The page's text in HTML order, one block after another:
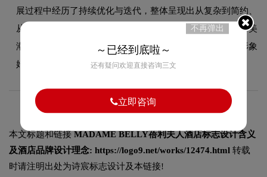
展过程中经历了持续优化与迭代，整体呈现出从复杂到简约、
从具象到抽象的现代化演变趋势。每一次更新都紧跟时代审美
潮流，同时保持品牌核心识别元素的延续性，使品牌视觉形象
始终与时俱进，历久弥新。
本文标题和链接MADAME BELLY蓓利夫人酒店标志设计含义
及酒店品牌设计理念: https://logo9.net/works/12474.html 转载
时请注明出处为诗宸标志设计及本链接!
不再弹出
～已经到底啦～
还有疑问欢迎直接咨询三文
立即咨询